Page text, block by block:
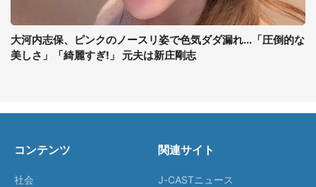
大河内志保、ピンクのノースリ姿で色気ダダ漏れ...「圧倒的な
美しさ」「綺麗すぎ!」 元夫は新庄剛志
コンテンツ
社会
関連サイト
J-CASTニュース